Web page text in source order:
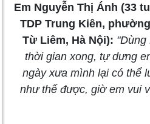
Em Nguyễn Thị Ánh (33
TDP Trung Kiên,
Từ Liêm, Hà Nội): "Dùng
thời gian xong, tự dưng
ngày xưa mình lại có thể
như thế được, giờ em vui